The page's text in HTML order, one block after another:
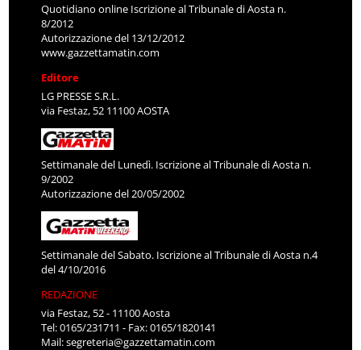
Quotidiano online Iscrizione al Tribunale di Aosta n.
8/2012
Autorizzazione del 13/12/2012
www.gazzettamatin.com
Editore
LG PRESSE S.R.L.
via Festaz, 52 11100 AOSTA
Settimanale del Lunedì. Iscrizione al Tribunale di Aosta n.
9/2002
Autorizzazione del 20/05/2002
Settimanale del Sabato. Iscrizione al Tribunale di Aosta n.4
del 4/10/2016
REDAZIONE
via Festaz, 52 - 11100 Aosta
Tel: 0165/231711 - Fax: 0165/1820141
Mail:segreteria@gazzettamatin.com